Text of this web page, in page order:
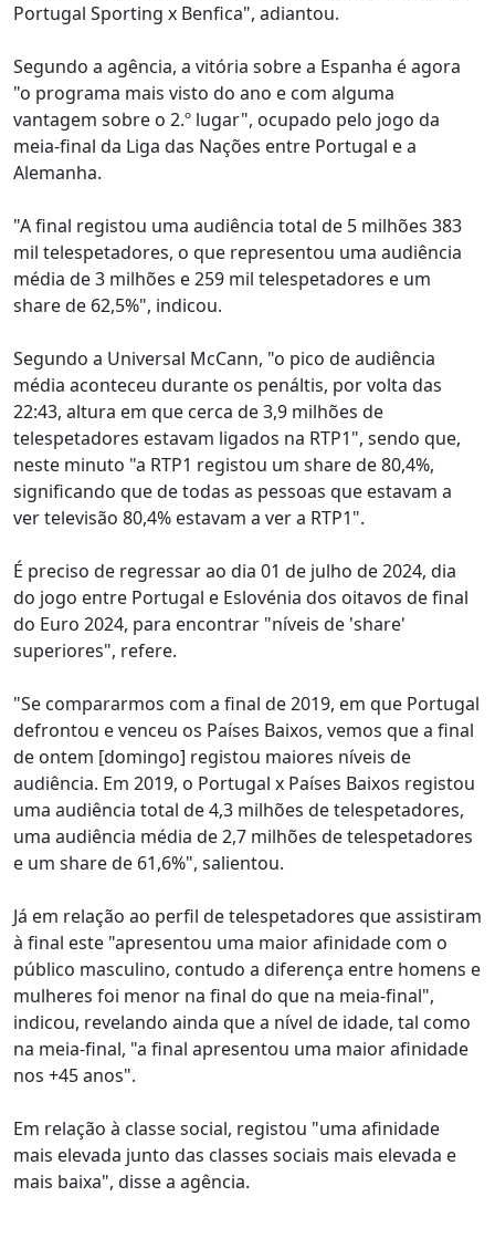
Portugal Sporting x Benfica", adiantou.
Segundo a agência, a vitória sobre a Espanha é agora
"o programa mais visto do ano e com alguma
vantagem sobre o 2.º lugar", ocupado pelo jogo da
meia-final da Liga das Nações entre Portugal e a
Alemanha.
"A final registou uma audiência total de 5 milhões 383
mil telespetadores, o que representou uma audiência
média de 3 milhões e 259 mil telespetadores e um
share de 62,5%", indicou.
Segundo a Universal McCann, "o pico de audiência
média aconteceu durante os penáltis, por volta das
22:43, altura em que cerca de 3,9 milhões de
telespetadores estavam ligados na RTP1", sendo que,
neste minuto "a RTP1 registou um share de 80,4%,
significando que de todas as pessoas que estavam a
ver televisão 80,4% estavam a ver a RTP1".
É preciso de regressar ao dia 01 de julho de 2024, dia
do jogo entre Portugal e Eslovénia dos oitavos de final
do Euro 2024, para encontrar "níveis de 'share'
superiores", refere.
"Se compararmos com a final de 2019, em que Portugal
defrontou e venceu os Países Baixos, vemos que a final
de ontem [domingo] registou maiores níveis de
audiência. Em 2019, o Portugal x Países Baixos registou
uma audiência total de 4,3 milhões de telespetadores,
uma audiência média de 2,7 milhões de telespetadores
e um share de 61,6%", salientou.
Já em relação ao perfil de telespetadores que assistiram
à final este "apresentou uma maior afinidade com o
público masculino, contudo a diferença entre homens e
mulheres foi menor na final do que na meia-final",
indicou, revelando ainda que a nível de idade, tal como
na meia-final, "a final apresentou uma maior afinidade
nos +45 anos".
Em relação à classe social, registou "uma afinidade
mais elevada junto das classes sociais mais elevada e
mais baixa", disse a agência.